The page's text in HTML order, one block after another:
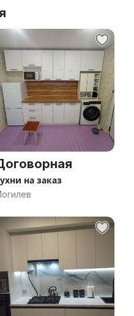
присылайте проект
по номеру телефона в
список
ли монтаж
вытяжки к
помещения.
на заказ